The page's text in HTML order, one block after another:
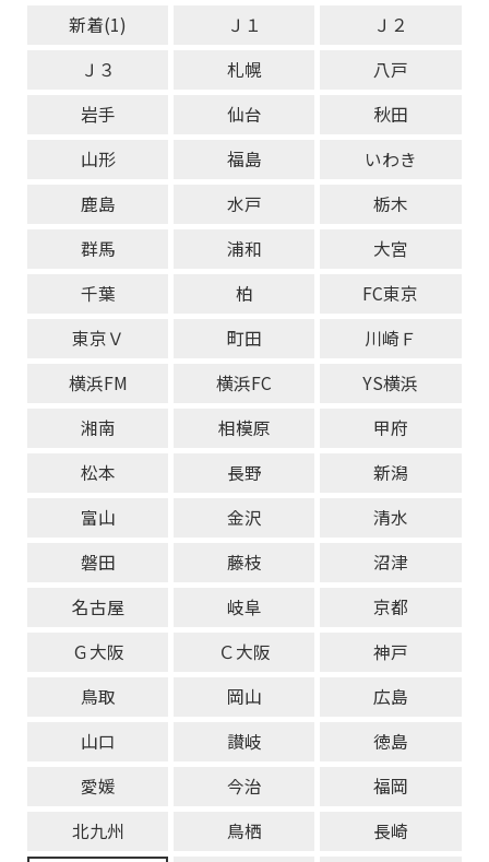
新着(1) Ｊ１
Ｊ２
Ｊ３
札幌
八戸
岩手
仙台
秋田
山形
福島
いわき
鹿島
水戸
栃木
群馬
浦和
大宮
千葉
柏
FC東京
東京Ｖ
町田
川崎Ｆ
横浜FM
横浜FC
YS横浜
湘南
相模原
甲府
松本
長野
新潟
富山
金沢
清水
磐田
藤枝
沼津
名古屋
岐阜
京都
Ｇ大阪
Ｃ大阪
神戸
鳥取
岡山
広島
山口
讃岐
徳島
愛媛
今治
福岡
北九州
鳥栖
長崎